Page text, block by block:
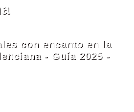
con encanto en la
- Guía 2025 -